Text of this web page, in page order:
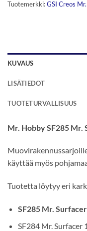
Tuotemerkki:GSI Creos
KUVAUS
LISÄTIEDOT
TUOTETURVALLISUUS
Mr. Hobby SF285 Mr.
käyttää myös
Tuotetta löytyy eri
SF285 Mr.
SF284 Mr. Surfacer